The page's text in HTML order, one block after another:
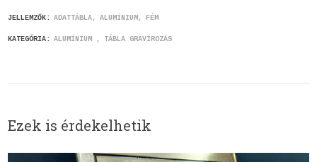
JELLEMZŐK: ADATTÁBLA ALUMÍNIUM FÉM
KATEGÓRIA: ALUMÍNIUM TÁBLA GRAVÍROZÁS
Ezek is érdekelhetik